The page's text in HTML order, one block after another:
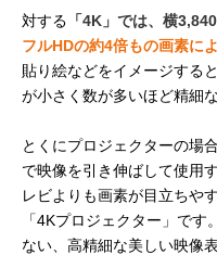
対する 「4K」では、横
フルHDの約4倍もの画素に
貼り絵などをイメージする
が小さく数が多いほど精細
とくにプロジェクターの場
で映像を引き伸ばして使用
レビよりも画素が目立ちや
「4Kプロジェクター」で
ない、高精細な美しい映像